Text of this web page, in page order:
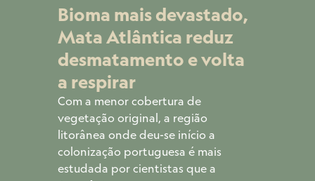
Bioma mais devastado,
Mata Atlântica reduz
desmatamento e volta
a respirar
Com a menor cobertura de
vegetação original, a região
litorânea onde deu-se início a
colonização portuguesa é mais
estudada por cientistas que a